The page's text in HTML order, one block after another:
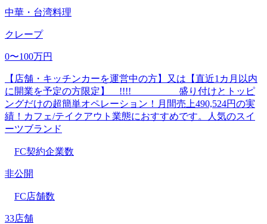
中華・台湾料理
クレープ
0〜100万円
【店舗・キッチンカーを運営中の方】又は【直近1カ月以内
に開業を予定の方限定】 !!!! 盛り付けとトッピ
ングだけの超簡単オペレーション！月間売上490,524円の実
績！カフェ/テイクアウト業態におすすめです。人気のスイ
ーツブランド
FC契約企業数
非公開
FC店舗数
33店舗